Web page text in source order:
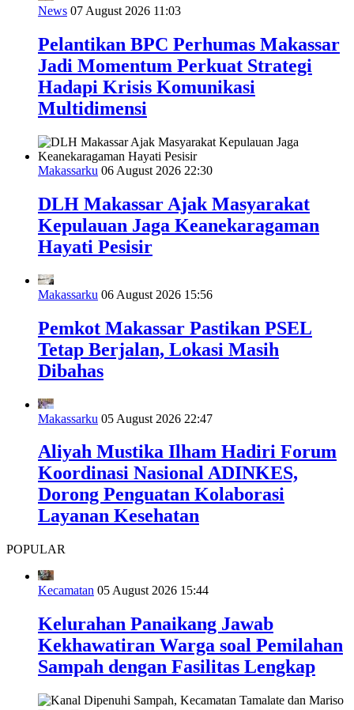
News 07 August 2026 11:03
Pelantikan BPC Perhumas Makassar
Jadi Momentum Perkuat Strategi
Hadapi Krisis Komunikasi
Multidimensi
Makassarku 06 August 2026 22:30
DLH Makassar Ajak Masyarakat
Kepulauan Jaga Keanekaragaman
Hayati Pesisir
Makassarku 06 August 2026 15:56
Pemkot Makassar Pastikan PSEL
Tetap Berjalan, Lokasi Masih
Dibahas
Makassarku 05 August 2026 22:47
Aliyah Mustika Ilham Hadiri Forum
Koordinasi Nasional ADINKES,
Dorong Penguatan Kolaborasi
Layanan Kesehatan
POPULAR
Kecamatan 05 August 2026 15:44
Kelurahan Panaikang Jawab
Kekhawatiran Warga soal Pemilahan
Sampah dengan Fasilitas Lengkap